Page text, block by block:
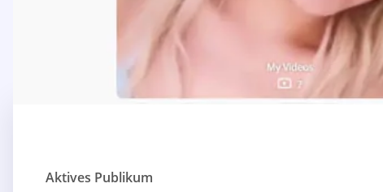
Aktives Publikum